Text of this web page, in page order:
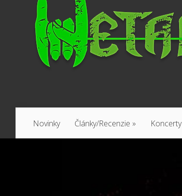
Novinky Články/Recenzie » Koncerty